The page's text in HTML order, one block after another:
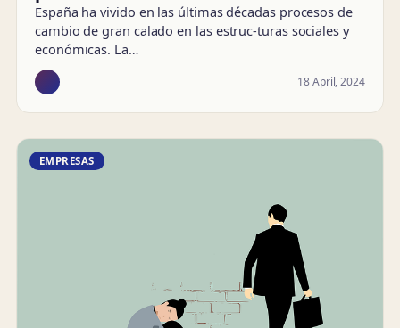
España ha vivido en las últimas décadas procesos de
cambio de gran calado en las estruc-turas sociales y
económicas. La…
18 April, 2024
EMPRESAS